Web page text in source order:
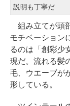
説明も丁寧だ
組み立てが頭
モチベーション
るのは「創彩少
現だ。流れる髪
毛、ウエーブが
形している。